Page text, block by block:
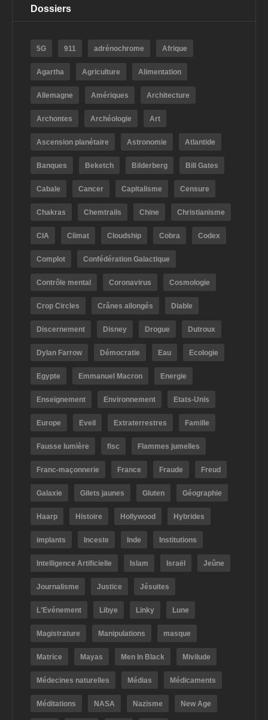
Dossiers
5G 911 adrénochrome Afrique
Agartha Agriculture Alimentation
Allemagne Amériques Architecture
Archontes Archéologie Art
Ascension planétaire Astronomie Atlantide
Banques Beketch Bilderberg Bill Gates
Cabale Cancer Capitalisme Censure
Chakras Chemtrails Chine Christianisme
CIA Climat Cloudship Cobra Codex
Complot Confédération Galactique
Contrôle mental Coronavirus Cosmologie
Crop Circles Crânes allongés Diable
Discernement Disney Drogue Dutroux
Dylan Farrow Démocratie Eau Ecologie
Egypte Emmanuel Macron Energie
Enseignement Environnement Etats-Unis
Europe Eveil Extraterrestres Famille
Fausse lumière fisc Flammes jumelles
Franc-maçonnerie France Fraude Freud
Galaxie Gilets jaunes Gluten Géographie
Haarp Histoire Hollywood Hybrides
implants Inceste Inde Institutions
Intelligence Artificielle Islam Israël Jeûne
Journalisme Justice Jésuites
L'Evénement Libye Linky Lune
Magistrature Manipulations masque
Matrice Mayas Men In Black Mivilude
Médecines naturelles Médias Médicaments
Méditations NASA Nazisme New Age